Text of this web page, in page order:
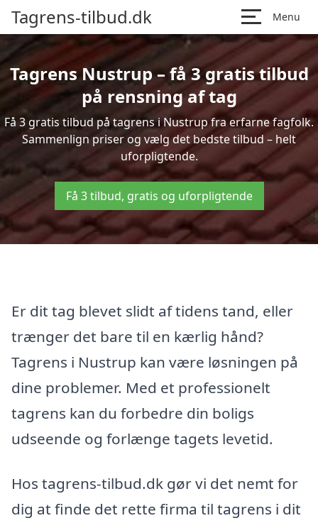
Tagrens-tilbud.dk Menu
Tagrens Nustrup – få 3 gratis tilbud
på rensning af tag
Få 3 gratis tilbud på tagrens i Nustrup fra erfarne fagfolk.
Sammenlign priser og vælg det bedste tilbud – helt
uforpligtende.
Få 3 tilbud, gratis og uforpligtende
Er dit tag blevet slidt af tidens tand, eller
trænger det bare til en kærlig hånd?
Tagrens i Nustrup kan være løsningen på
dine problemer. Med et professionelt
tagrens kan du forbedre din boligs
udseende og forlænge tagets levetid.
Hos tagrens-tilbud.dk gør vi det nemt for
dig at finde det rette firma til tagrens i dit